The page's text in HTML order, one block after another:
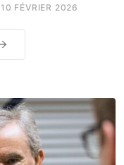
10 FÉVRIER 2026